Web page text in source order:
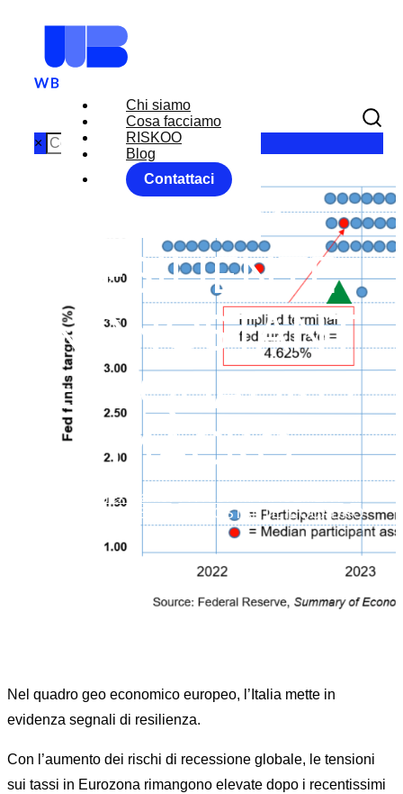
Chi siamo
Cosa facciamo
RISKOO
Blog
Contattaci
×
ITALIA:
RESILIENTE
NONOSTANT
E IL QUADRO
MACRO
Forex Market
ITALIA: RESILIENTE NONOSTANTE IL QUADRO
Nel quadro geo economico europeo, l’Italia mette in
evidenza segnali di resilienza.
Con l’aumento dei rischi di recessione globale, le tensioni
sui tassi in Eurozona rimangono elevate dopo i recentissimi